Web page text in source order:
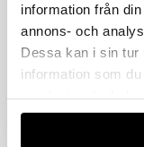
information från
annons- och
Dessa kan i sin tur
information som
Liknande
Andra kunder
Handlar du